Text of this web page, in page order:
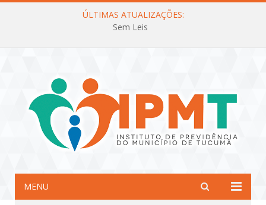
ÚLTIMAS ATUALIZAÇÕES:
Sem Leis
MENU